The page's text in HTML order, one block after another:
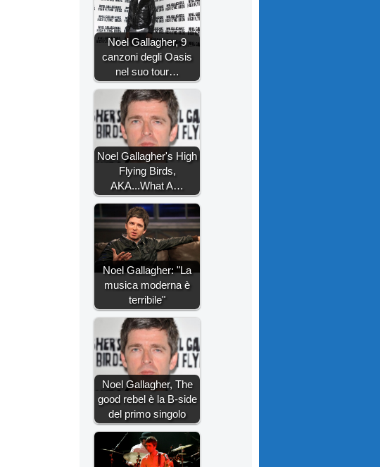
Noel Gallagher, 9
canzoni degli Oasis
nel suo tour…
Noel Gallagher's High
Flying Birds,
AKA...What A…
Noel Gallagher: "La
musica moderna è
terribile"
Noel Gallagher, The
good rebel è la B-side
del primo singolo